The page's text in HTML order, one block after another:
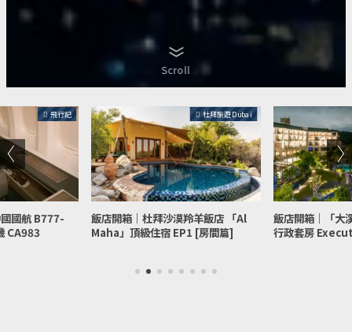
Scroll
飛行記
國航 B777-
CA983
杜拜旅遊 Dubai
飯店開箱｜杜拜沙漠羚羊飯店 「Al
Maha」頂級住宿 EP1 [房間篇]
飯店開箱｜「大
行政套房